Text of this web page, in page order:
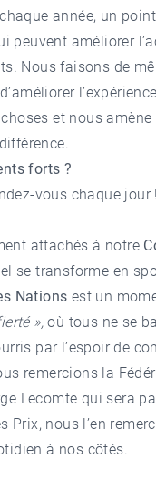
année, un
peuvent améliorer
Nous faisons de
et nous
forts ?
vous chaque jour !
attachés à notre
se transforme en
Nations est un
»,où tous ne se
par l’espoir de
remercions la
Lecomte qui sera
Prix, nous l’en
à nos côtés.